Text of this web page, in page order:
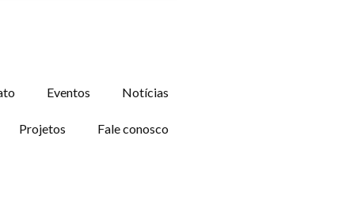
Eventos Notícias
Projetos Fale conosco